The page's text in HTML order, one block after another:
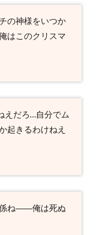
の神様をいつか
はこのクリスマ
えだろ…自分でム
起きるわけねえ
ね――俺は死ぬ